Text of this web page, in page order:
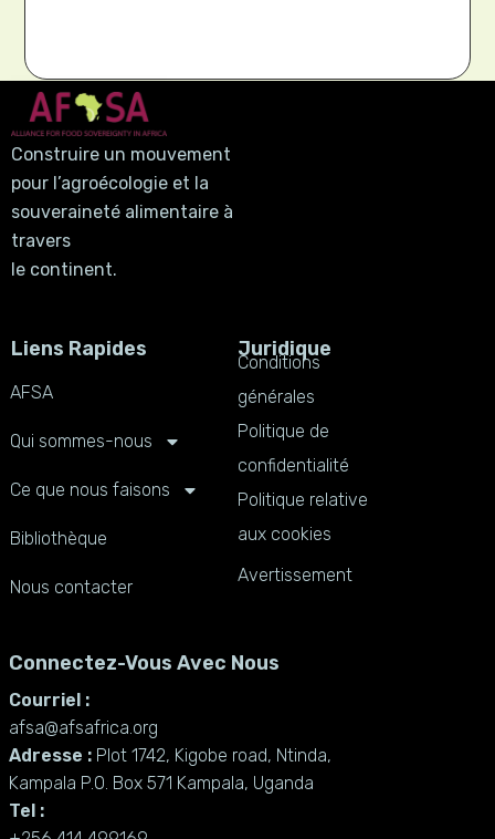
Construire un mouvement
pour l’agroécologie et la
souveraineté alimentaire à
travers
le continent.
Liens Rapides
AFSA
Qui sommes-nous
Ce que nous faisons
Bibliothèque
Nous contacter
Juridique
Conditions
générales
Politique de
confidentialité
Politique relative
aux cookies
Avertissement
Connectez-Vous Avec Nous
Courriel :
afsa@afsafrica.org
Adresse : Plot 1742, Kigobe road, Ntinda,
Kampala P.O. Box 571 Kampala, Uganda
Tel :